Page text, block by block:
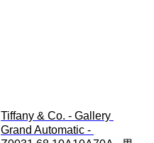
Tiffany & Co. - Gallery
Grand Automatic -